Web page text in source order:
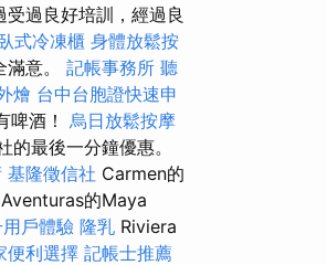
受過良好培訓，經過良
式冷凍櫃 身體放鬆按
意。 記帳事務所 聽
燴 台中台胞證快速申
啤酒！ 烏日放鬆按摩
最後一分鐘優惠。
基隆徵信社 Carmen的
的Maya
戶體驗 隆乳 Riviera
便利選擇 記帳士推薦